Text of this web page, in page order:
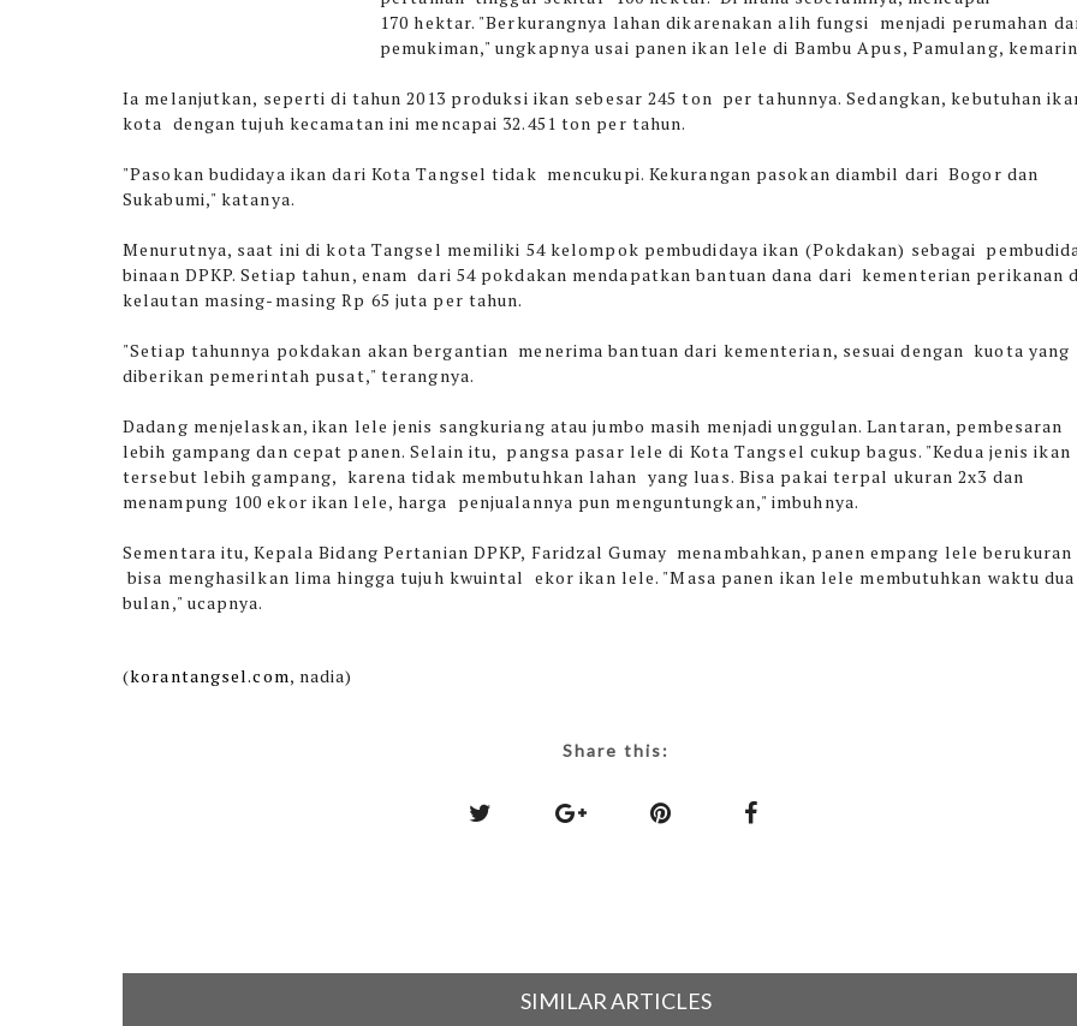
170 hektar. "Berkurangnya lahan dikarenakan alih fungsi menjadi perumahan
pemukiman," ungkapnya usai panen ikan lele di Bambu Apus, Pamulang,
Ia melanjutkan, seperti di tahun 2013 produksi ikan sebesar 245 ton per tahunnya. Sedangkan, kebutuhan
kota dengan tujuh kecamatan ini mencapai 32.451 ton per tahun.
"Pasokan budidaya ikan dari Kota Tangsel tidak mencukupi. Kekurangan pasokan diambil dari Bogor dan
Sukabumi," katanya.
Menurutnya, saat ini di kota Tangsel memiliki 54 kelompok pembudidaya ikan (Pokdakan) sebagai
binaan DPKP. Setiap tahun, enam dari 54 pokdakan mendapatkan bantuan dana dari kementerian perikanan
kelautan masing-masing Rp 65 juta per tahun.
"Setiap tahunnya pokdakan akan bergantian menerima bantuan dari kementerian, sesuai dengan kuota yang
diberikan pemerintah pusat," terangnya.
Dadang menjelaskan, ikan lele jenis sangkuriang atau jumbo masih menjadi unggulan. Lantaran, pembesaran
lebih gampang dan cepat panen. Selain itu, pangsa pasar lele di Kota Tangsel cukup bagus. "Kedua jenis ikan
tersebut lebih gampang, karena tidak membutuhkan lahan yang luas. Bisa pakai terpal ukuran 2x3 dan
menampung 100 ekor ikan lele, harga penjualannya pun menguntungkan," imbuhnya.
Sementara itu, Kepala Bidang Pertanian DPKP, Faridzal Gumay menambahkan, panen empang lele berukuran
bisa menghasilkan lima hingga tujuh kwuintal ekor ikan lele. "Masa panen ikan lele membutuhkan waktu
bulan," ucapnya.
(korantangsel.com, nadia)
Share this:
SIMILAR ARTICLES